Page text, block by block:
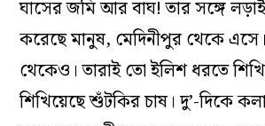
ঘাসের জমি আর বাঘ! তার সঙ্গে
করেছে মানুষ, মেদিনীপুর থেকে এসে।
থেকেও। তারাই তো ইলিশ ধরতে
শিখিয়েছে শুঁটকির চাষ। দু’-দিকে